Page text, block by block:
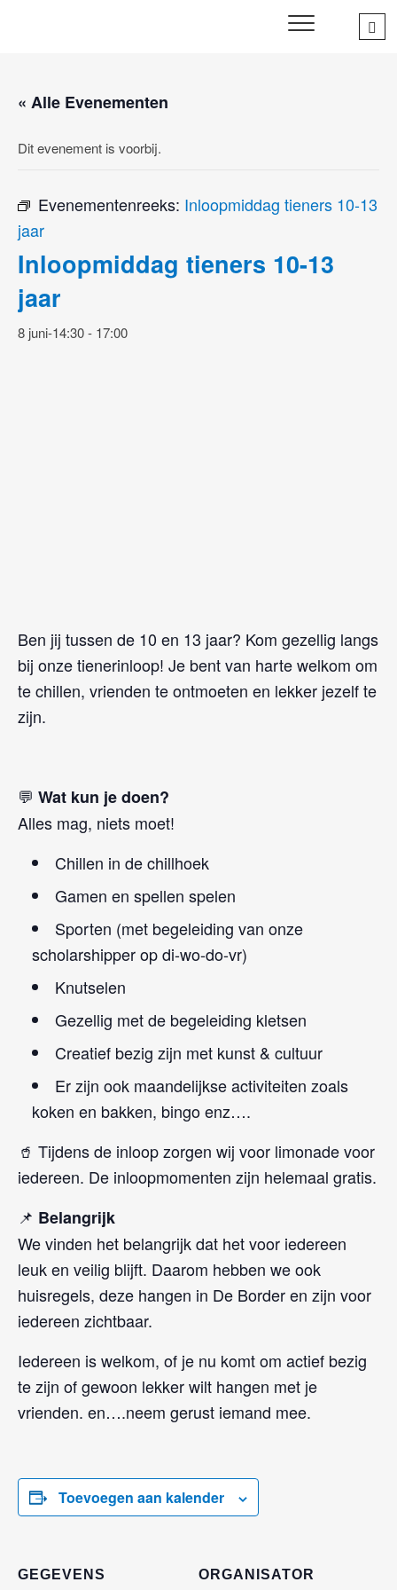
WIJ ZETTEN ONS IN VOOR HET WELZIJN EN VERBINDEN
« Alle Evenementen
Dit evenement is voorbij.
Evenementenreeks: Inloopmiddag tieners 10-13
jaar
Inloopmiddag tieners 10-13
jaar
8 juni-14:30- 17:00
Ben jij tussen de 10 en 13 jaar? Kom gezellig langs
bij onze tienerinloop! Je bent van harte welkom om
te chillen, vrienden te ontmoeten en lekker jezelf te
zijn.
💬 Wat kun je doen?
Alles mag, niets moet!
Chillen in de chillhoek
Gamen en spellen spelen
Sporten (met begeleiding van onze
scholarshipper op di-wo-do-vr)
Knutselen
Gezellig met de begeleiding kletsen
Creatief bezig zijn met kunst & cultuur
Er zijn ook maandelijkse activiteiten zoals
koken en bakken, bingo enz….
🥤 Tijdens de inloop zorgen wij voor limonade voor
iedereen. De inloopmomenten zijn helemaal gratis.
📌 Belangrijk
We vinden het belangrijk dat het voor iedereen
leuk en veilig blijft. Daarom hebben we ook
huisregels, deze hangen in De Border en zijn voor
iedereen zichtbaar.
Iedereen is welkom, of je nu komt om actief bezig
te zijn of gewoon lekker wilt hangen met je
vrienden. en….neem gerust iemand mee.
Toevoegen aan kalender
GEGEVENS ORGANISATOR